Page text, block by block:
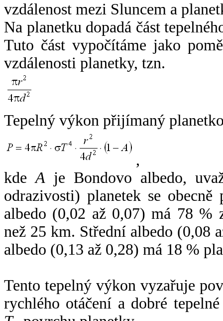
vzdálenost mezi Sluncem a
Na planetku dopadá část
Tuto část vypočítáme jako
vzdálenosti planetky, tzn.
Tepelný výkon přijímaný
,
kdeA je Bondovo albedo,
odrazivosti) planetek se
albedo (0,02 až 0,07) má 78 %
než 25 km. Střední albedo (0,08
albedo (0,13 až 0,28) má 18 %
Tento tepelný výkon vyzařuje
rychlého otáčení a dobré